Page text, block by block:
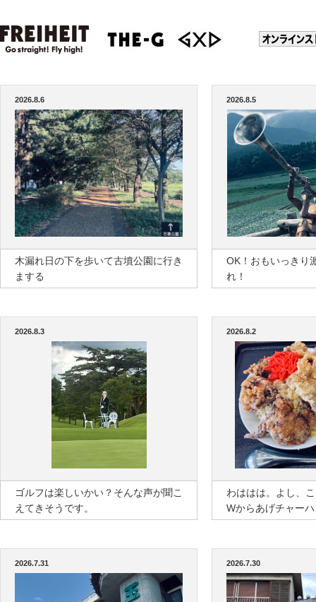
2026.8.6
木漏れ日の下を歩いて古墳公園に行き
まする
2026.8.5
OK！おもいっきり
れ！
2026.8.3
ゴルフは楽しいかい？そんな声が聞こ
えてきそうです。
2026.8.2
わははは。よし、
Wからあげチャー
2026.7.31 2026.7.30